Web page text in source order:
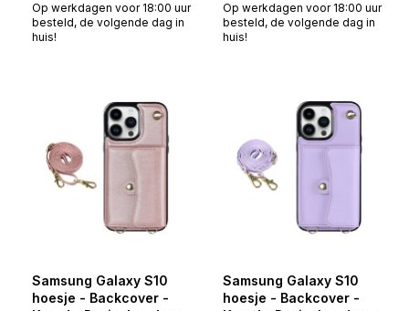
Op werkdagen voor 18:00 uur
besteld, de volgende dag in
huis!
Op werkdagen voor 18:00 uur
besteld, de volgende dag in
huis!
Samsung Galaxy S10
hoesje - Backcover -
Samsung Galaxy S10
hoesje - Backcover -